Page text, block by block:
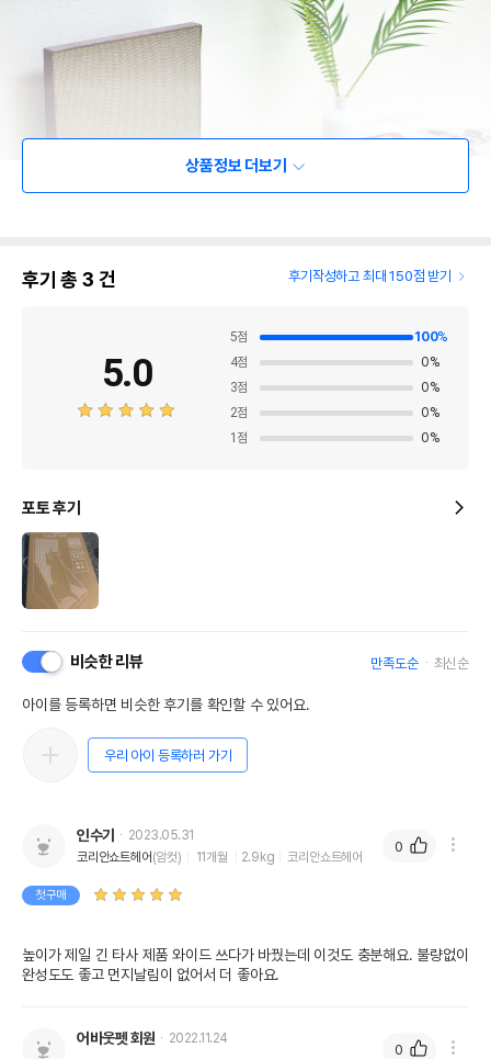
상품정보 더보기
후기 총 3 건 후기작성하고 최대 150점 받기
5.0
5점 100%
4점 0%
3점 0%
2점 0%
1 점 0%
포토 후기
비슷한 리뷰 만족도순 최신순
아이를 등록하면 비슷한 후기를 확인할 수 있어요.
우리 아이 등록하러 가기
인수기
2023.05.31
코리안쇼트헤어 (암컷) 11개월 2.9kg 코리안쇼트헤어
첫구매
높이가 제일 긴 타사 제품 와이드 쓰다가 바꿨는데 이것도 충분해요. 불량없이
완성도도 좋고 먼지날림이 없어서 더 좋아요.
0
어바웃펫 회원 2022.11.24
0